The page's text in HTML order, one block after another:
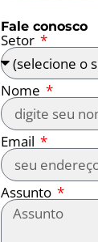
Fale conosco
Setor
Nome
Email
Assunto